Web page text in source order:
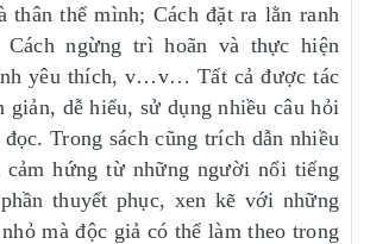
thân thể mình; Cách đặt ra lằn ranh
Cách ngừng trì hoãn và thực hiện
yêu thích, v…v… Tất cả được tác
giản, dễ hiểu, sử dụng nhiều câu hỏi
đọc. Trong sách cũng trích dẫn nhiều
cảm hứng từ những người nổi tiếng
thuyết phục, xen kẽ với những
mà độc giả có thể làm theo trong